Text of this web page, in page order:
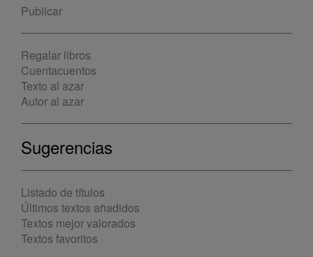
Publicar
Regalar libros
Cuentacuentos
Texto al azar
Autor al azar
Sugerencias
Listado de títulos
Últimos textos añadidos
Textos mejor valorados
Textos favoritos